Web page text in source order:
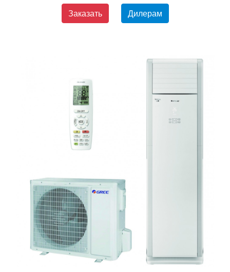
Заказать Дилерам